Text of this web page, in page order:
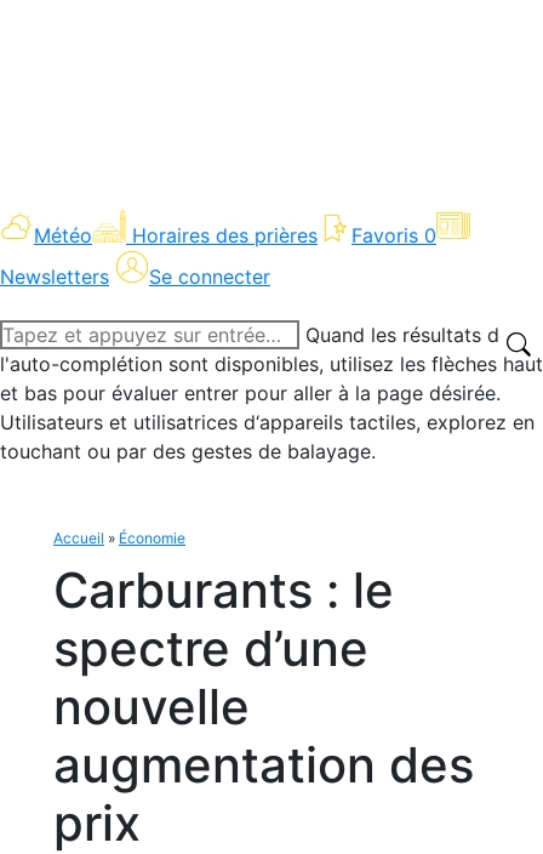
Météo Horaires des prières Favoris 0
Newsletters
Se connecter
Recherche
:
Quand les résultats de
l'auto-complétion sont disponibles, utilisez les flèches haut
et bas pour évaluer entrer pour aller à la page désirée.
Utilisateurs et utilisatrices d‘appareils tactiles, explorez en
touchant ou par des gestes de balayage.
Accueil » Économie
Carburants : le
spectre d’une
nouvelle
augmentation des
prix